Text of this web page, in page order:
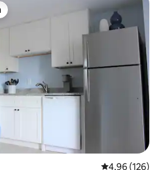
Gemiddelde
4,96 (126)